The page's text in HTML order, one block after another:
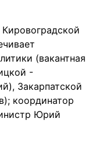
(вакантная
-
Закарпатской
координатор
Юрий